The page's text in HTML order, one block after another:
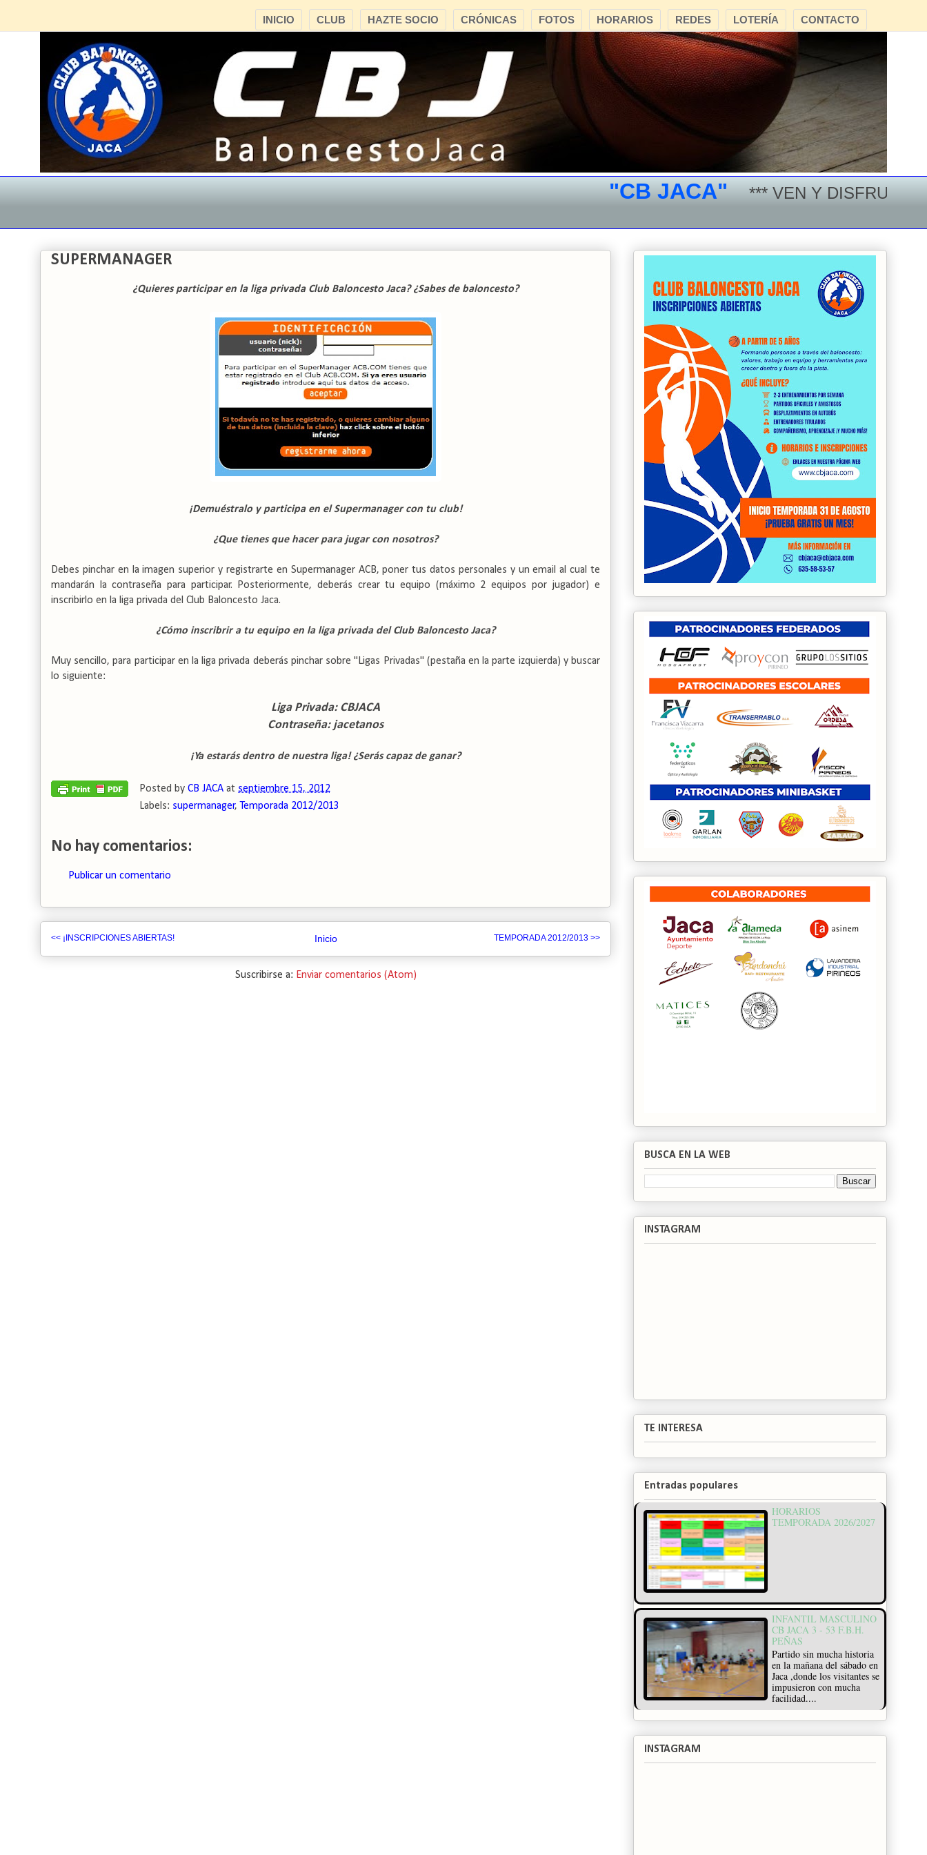
CONTACTO
LOTERÍA
REDES
HORARIOS
FOTOS
CRÓNICAS
HAZTE SOCIO
CLUB
INICIO
"CB JACA" *** VEN Y DISFRUTA DEL
SUPERMANAGER
¿Quieres participar en la liga privada Club Baloncesto Jaca? ¿Sabes de baloncesto?
¡Demuéstralo y participa en el Supermanager con tu club!
¿Que tienes que hacer para jugar con nosotros?
Debes pinchar en la imagen superior y registrarte en Supermanager ACB, poner tus datos personales y un email al cual te
mandarán la contraseña para participar. Posteriormente, deberás crear tu equipo (máximo 2 equipos por jugador) e
inscribirlo en la liga privada del Club Baloncesto Jaca.
¿Cómo inscribrir a tu equipo en la liga privada del Club Baloncesto Jaca?
Muy sencillo, para participar en la liga privada deberás pinchar sobre "Ligas Privadas" (pestaña en la parte izquierda) y buscar
lo siguiente:
Liga Privada: CBJACA
Contraseña: jacetanos
¡Ya estarás dentro de nuestra liga! ¿Serás capaz de ganar?
Posted by CB JACA at septiembre 15, 2012
Labels: supermanager, Temporada 2012/2013
No hay comentarios:
Publicar un comentario
<< ¡INSCRIPCIONES ABIERTAS! TEMPORADA 2012/2013 >>
Inicio
Suscribirse a: Enviar comentarios (Atom)
BUSCA EN LA WEB
INSTAGRAM
TE INTERESA
Entradas populares
HORARIOS
TEMPORADA 2026/2027
INFANTIL MASCULINO
CB JACA 3 - 53 F.B.H.
PEÑAS
Partido sin mucha historia
en la mañana del sábado en
Jaca ,donde los visitantes se
impusieron con mucha
facilidad....
INSTAGRAM